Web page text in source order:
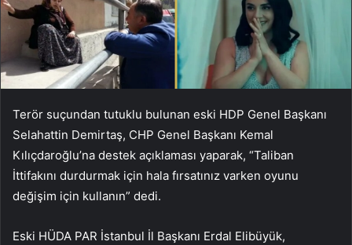
Terör suçundan tutuklu bulunan eski HDP Genel Başkanı
Selahattin Demirtaş, CHP Genel Başkanı Kemal
Kılıçdaroğlu’na destek açıklaması yaparak, “Taliban
İttifakını durdurmak için hala fırsatınız varken oyunu
değişim için kullanın” dedi.
Eski HÜDA PAR İstanbul İl Başkanı Erdal Elibüyük,